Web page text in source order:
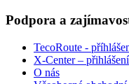
Podpora a
TecoRoute -
X-Center – přihlášení
O nás